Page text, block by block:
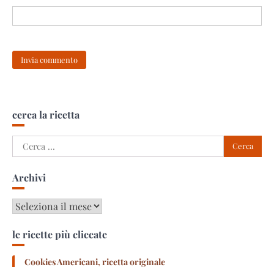
cerca la ricetta
Ricerca
per:
Archivi
Archivi
le ricette più cliccate
Cookies Americani, ricetta originale